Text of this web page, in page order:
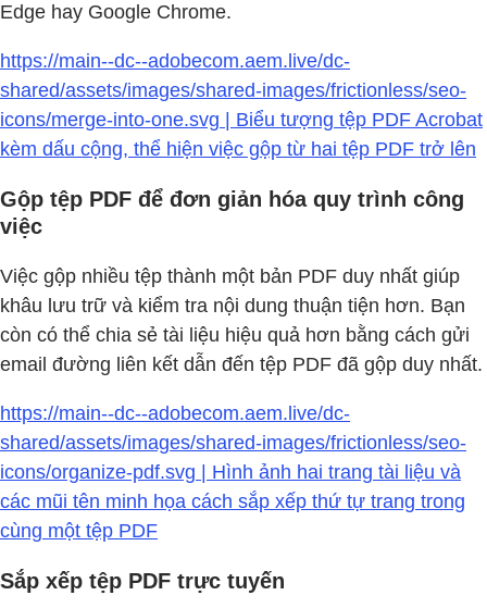
Edge hay Google Chrome.
https://main--dc--adobecom.aem.live/dc-
shared/assets/images/shared-images/frictionless/seo-
icons/merge-into-one.svg | Biểu tượng tệp PDF Acrobat
kèm dấu cộng, thể hiện việc gộp từ hai tệp PDF trở lên
Gộp tệp PDF để đơn giản hóa quy trình công
việc
Việc gộp nhiều tệp thành một bản PDF duy nhất giúp
khâu lưu trữ và kiểm tra nội dung thuận tiện hơn. Bạn
còn có thể chia sẻ tài liệu hiệu quả hơn bằng cách gửi
email đường liên kết dẫn đến tệp PDF đã gộp duy nhất.
https://main--dc--adobecom.aem.live/dc-
shared/assets/images/shared-images/frictionless/seo-
icons/organize-pdf.svg | Hình ảnh hai trang tài liệu và
các mũi tên minh họa cách sắp xếp thứ tự trang trong
cùng một tệp PDF
Sắp xếp tệp PDF trực tuyến